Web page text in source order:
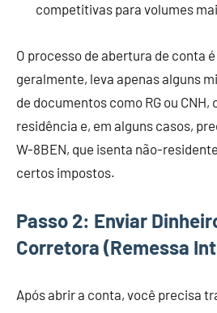
competitivas para volumes
O processo de abertura de conta
geralmente, leva apenas alguns
de documentos como RG ou
residência e, em alguns casos,
W-8BEN, que isenta não-
certos impostos.
Passo 2: Enviar
Corretora (Remessa
Após abrir a conta, você precisa